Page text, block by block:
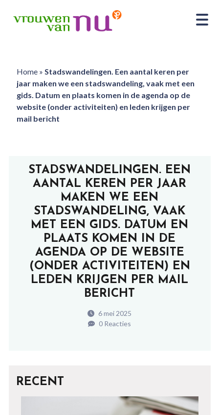
Home» Stadswandelingen. Een aantal keren per
jaar maken we een stadswandeling, vaak met een
gids. Datum en plaats komen in de agenda op de
website (onder activiteiten) en leden krijgen per
mail bericht
STADSWANDELINGEN. EEN
AANTAL KEREN PER JAAR
MAKEN WE EEN
STADSWANDELING, VAAK
MET EEN GIDS. DATUM EN
PLAATS KOMEN IN DE
AGENDA OP DE WEBSITE
(ONDER ACTIVITEITEN) EN
LEDEN KRIJGEN PER MAIL
BERICHT
6 mei 2025
0 Reacties
RECENT